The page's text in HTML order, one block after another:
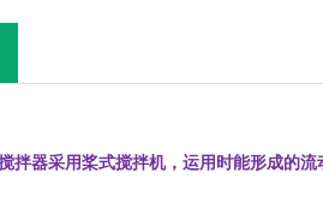
拌器采用桨式搅拌机，运用时能形成的流